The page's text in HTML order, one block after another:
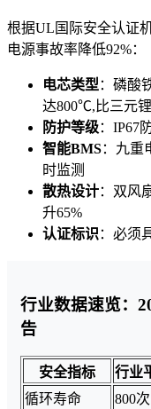
根据UL国际安全认证
电源事故率降低92%：
电芯类型 ：磷酸
达800℃,比三元
防护等级：IP67
智能BMS：九重
时监测
散热设计：双风
升65%
认证标识 ：必须
行业数据速览：
告
安全指标 行业
循环寿命
800次